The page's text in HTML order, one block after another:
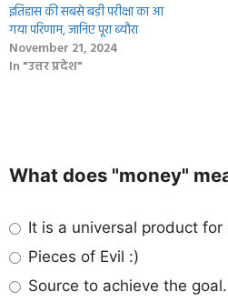
इतिहास की सबसे बड़ी परीक्षा का आ
गया परिणाम, जानिए पूरा ब्‍यौरा
November 21, 2024
In "उत्तर प्रदेश"
What does "money"
It is a universal product for
Pieces of Evil :)
Source to achieve the goal.